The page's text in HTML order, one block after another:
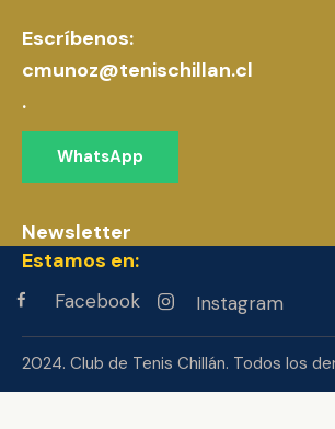
Escríbenos:
cmunoz@tenischillan.cl
.
WhatsApp
Newsletter
Estamos en:
Facebook Instagram
2024. Club de Tenis Chillán. Todos los